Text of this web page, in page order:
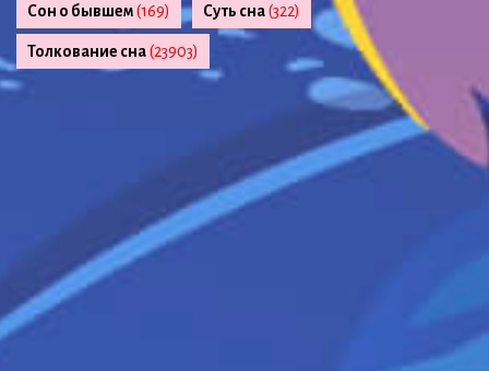
Сон о бывшем(169) Суть сна(322)
Толкование сна(23903)